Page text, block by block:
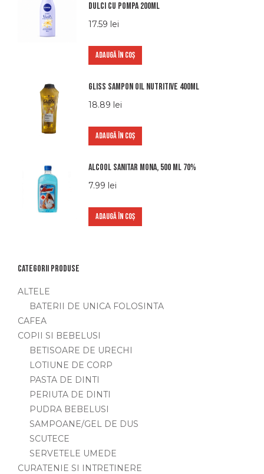
dulci cu pompa 200ml
17.59 lei
ADAUGĂ ÎN COȘ
Gliss Sampon Oil Nutritive 400ml
18.89 lei
ADAUGĂ ÎN COȘ
Alcool sanitar Mona, 500 ml 70%
7.99 lei
ADAUGĂ ÎN COȘ
Categorii produse
ALTELE
BATERII DE UNICA FOLOSINTA
CAFEA
COPII SI BEBELUSI
BETISOARE DE URECHI
LOTIUNE DE CORP
PASTA DE DINTI
PERIUTA DE DINTI
PUDRA BEBELUSI
SAMPOANE/GEL DE DUS
SCUTECE
SERVETELE UMEDE
CURATENIE SI INTRETINERE